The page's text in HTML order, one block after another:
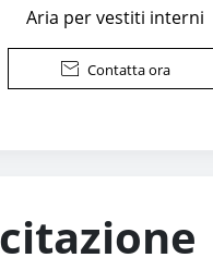
Aria per vestiti interni
 Contatta ora